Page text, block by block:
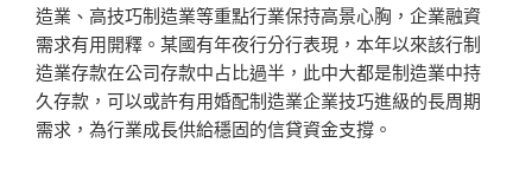
造業、高技巧制造業等重點行業保持高景心胸，企業融資
需求有用開釋。某國有年夜行分行表現，本年以來該行制
造業存款在公司存款中占比過半，此中大都是制造業中持
久存款，可以或許有用婚配制造業企業技巧進級的長周期
需求，為行業成長供給穩固的信貸資金支撐。